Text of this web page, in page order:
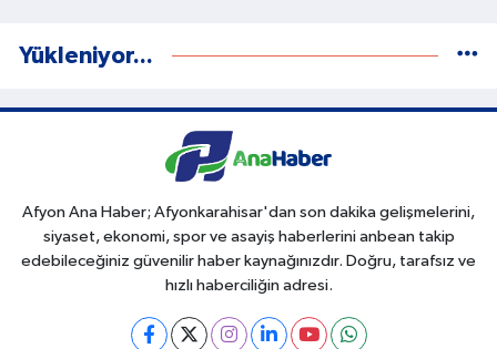
Yükleniyor...
Afyon Ana Haber; Afyonkarahisar'dan son dakika gelişmelerini,
siyaset, ekonomi, spor ve asayiş haberlerini anbean takip
edebileceğiniz güvenilir haber kaynağınızdır. Doğru, tarafsız ve
hızlı haberciliğin adresi.